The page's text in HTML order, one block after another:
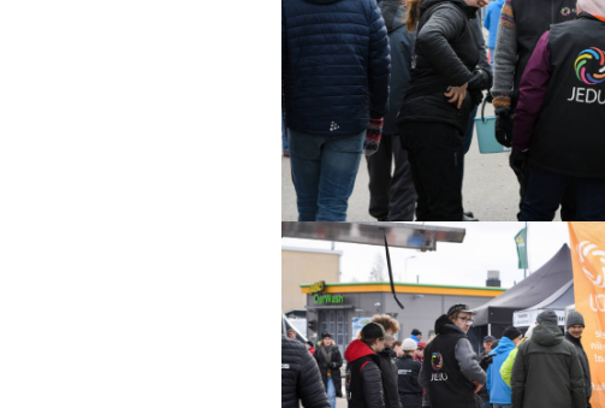
Kuvassa
Sanna
Nurmesniemi,
Markku
Alatalo